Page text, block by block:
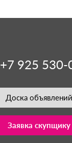
+7 925 530-
Доска объявлений
Заявка скупщику